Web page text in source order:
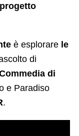
progetto
è esplorare le
di
di
e Paradiso
.